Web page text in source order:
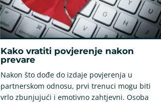
Kako vratiti povjerenje nakon
prevare
Nakon što dođe do izdaje povjerenja u
partnerskom odnosu, prvi trenuci mogu biti
vrlo zbunjujući i emotivno zahtjevni. Osoba